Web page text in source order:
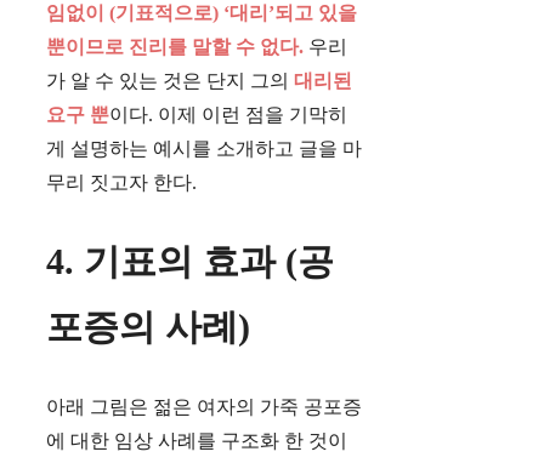
임없이 (기표적으로) ‘대리’되고 있을
뿐이므로 진리를 말할 수 없다. 우리
가 알 수 있는 것은 단지 그의 대리된
요구 뿐이다. 이제 이런 점을 기막히
게 설명하는 예시를 소개하고 글을 마
무리 짓고자 한다.
4. 기표의 효과 (공
포증의 사례)
아래 그림은 젊은 여자의 가죽 공포증
에 대한 임상 사례를 구조화 한 것이